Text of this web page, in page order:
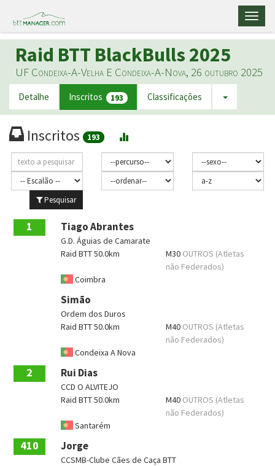
Raid BTT BlackBulls 2025
UF Condeixa-A-Velha E Condeixa-A-Nova, 26 outubro 2025
Detalhe Inscritos 193 Classificações
Inscritos 193
Pesquisar
1 Tiago Abrantes
G.D. Águias de Camarate
Raid BTT 50.0km
M30 OUTROS (Atletas
não Federados)
Coimbra
Simão
Ordem dos Duros
Raid BTT 50.0km
M40 OUTROS (Atletas
não Federados)
Condeixa A Nova
2 Rui Dias
CCD O ALVITEJO
Raid BTT 50.0km
M40 OUTROS (Atletas
não Federados)
Santarém
410 Jorge
CCSMB-Clube Cães de Caça BTT